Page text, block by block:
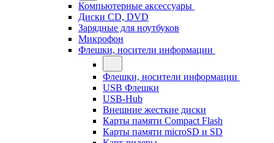
Компьютерные аксессуары
Диски CD, DVD
Зарядные для ноутбуков
Микрофон
Флешки, носители информации
Флешки, носители информации
USB Флешки
USB-Hub
Внешние жесткие диски
Карты памяти Compact Flash
Карты памяти microSD и SD